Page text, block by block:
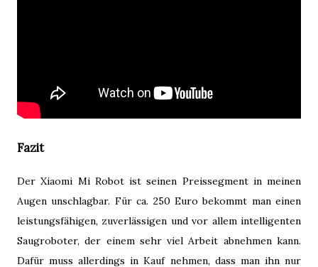
Fazit
Der Xiaomi Mi Robot ist seinen Preissegment in meinen
Augen unschlagbar. Für ca. 250 Euro bekommt man einen
leistungsfähigen, zuverlässigen und vor allem intelligenten
Saugroboter, der einem sehr viel Arbeit abnehmen kann.
Dafür muss allerdings in Kauf nehmen, dass man ihn nur